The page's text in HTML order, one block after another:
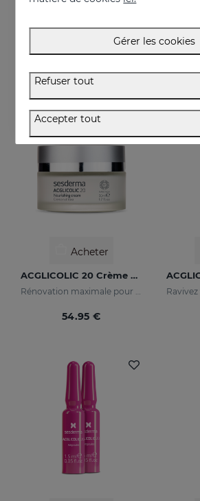
Ravivez votre peau avec un niveau d’efficacité jamais égalé
52.95 €
Acheter
ACGLICOLIC 20 Crème Nourrissante
Rénovation maximale pour les peaux matures
54.95 €
Gérer les cookies
Refuser tout
Accepter tout